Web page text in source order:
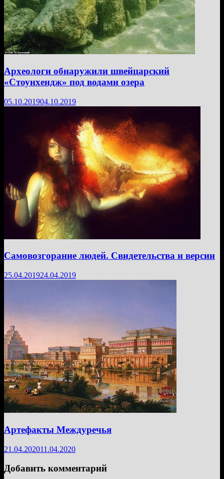
Археологи обнаружили швейцарский
«Стоунхендж» под водами озера
05.10.201904.10.2019
Самовозгорание людей. Свидетельства и версии
25.04.201924.04.2019
Артефакты Междуречья
21.04.202011.04.2020
Добавить комментарий